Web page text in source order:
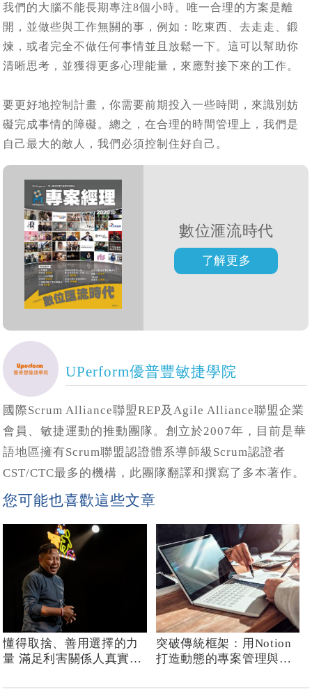
我們的大腦不能長期專注8個小時。唯一合理的方案是離
開，並做些與工作無關的事，例如：吃東西、去走走、鍛
煉，或者完全不做任何事情並且放鬆一下。這可以幫助你
清晰思考，並獲得更多心理能量，來應對接下來的工作。
要更好地控制計畫，你需要前期投入一些時間，來識別妨
礙完成事情的障礙。總之，在合理的時間管理上，我們是
自己最大的敵人，我們必須控制住好自己。
數位滙流時代
UPerform優普豐敏捷學院
國際Scrum Alliance聯盟REP及Agile Alliance聯盟企業
會員、敏捷運動的推動團隊。創立於2007年，目前是華
語地區擁有Scrum聯盟認證體系導師級Scrum認證者
CST/CTC最多的機構，此團隊翻譯和撰寫了多本著作。
您可能也喜歡這些文章
懂得取捨、善用選擇的力
量 滿足利害關係人真實的
突破傳統框架：用Notion
打造動態的專案管理與團